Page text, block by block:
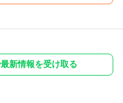
新情報を受け取る